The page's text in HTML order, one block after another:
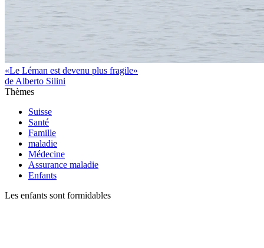
«Le Léman est devenu plus fragile»
de Alberto Silini
Thèmes
Suisse
Santé
Famille
maladie
Médecine
Assurance maladie
Enfants
Les enfants sont formidables